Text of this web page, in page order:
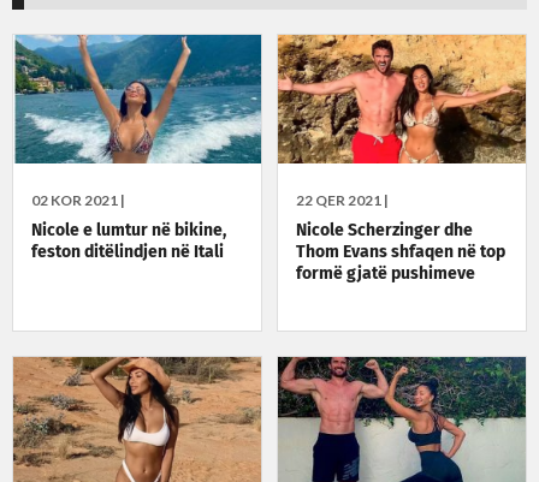
02 KOR 2021 |
Nicole e lumtur në bikine,
feston ditëlindjen në Itali
22 QER 2021 |
Nicole Scherzinger dhe
Thom Evans shfaqen në top
formë gjatë pushimeve